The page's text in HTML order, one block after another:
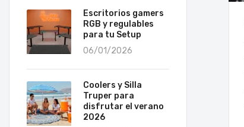
Escritorios gamers
RGB y regulables
para tu Setup
06/01/2026
Coolers y Silla
Truper para
disfrutar el verano
2026